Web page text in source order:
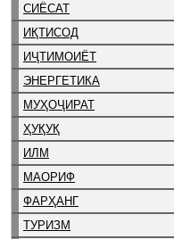
СИЁСАТ
ИҚТИСОД
ИҶТИМОИЁТ
ЭНЕРГЕТИКА
МУҲОҶИРАТ
ҲУҚУҚ
ИЛМ
МАОРИФ
ФАРҲАНГ
ТУРИЗМ